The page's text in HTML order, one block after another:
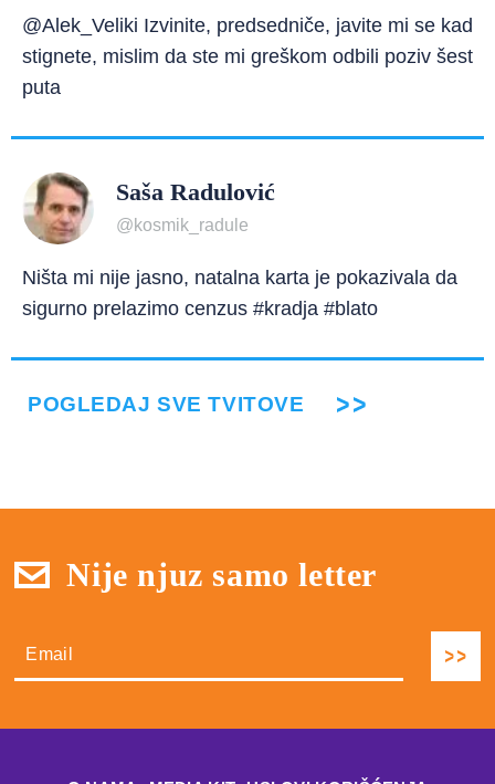
@Alek_Veliki Izvinite, predsedniče, javite mi se kad
stignete, mislim da ste mi greškom odbili poziv šest
puta
Saša Radulović
@kosmik_radule
Ništa mi nije jasno, natalna karta je pokazivala da
sigurno prelazimo cenzus #kradja #blato
POGLEDAJ SVE TVITOVE
Nije njuz samo letter